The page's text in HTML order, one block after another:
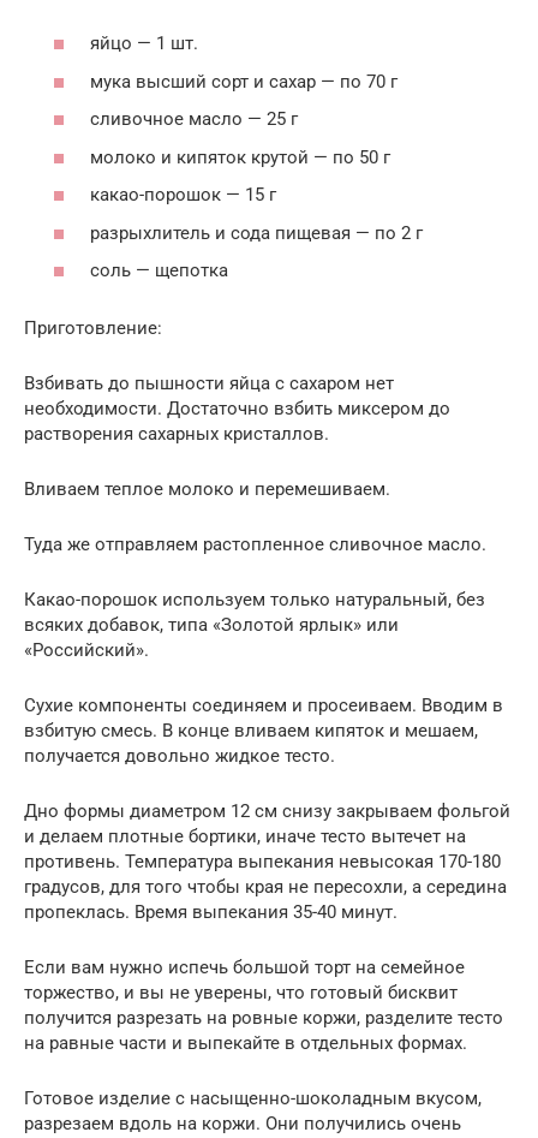
яйцо — 1 шт.
мука высший сорт и сахар — по 70 г
сливочное масло — 25 г
молоко и кипяток крутой — по 50 г
какао-порошок — 15 г
разрыхлитель и сода пищевая — по 2 г
соль — щепотка
Приготовление:
Взбивать до пышности яйца с сахаром нет
необходимости. Достаточно взбить миксером до
растворения сахарных кристаллов.
Вливаем теплое молоко и перемешиваем.
Туда же отправляем растопленное сливочное масло.
Какао-порошок используем только натуральный, без
всяких добавок, типа «Золотой ярлык» или
«Российский».
Сухие компоненты соединяем и просеиваем. Вводим в
взбитую смесь. В конце вливаем кипяток и мешаем,
получается довольно жидкое тесто.
Дно формы диаметром 12 см снизу закрываем фольгой
и делаем плотные бортики, иначе тесто вытечет на
противень. Температура выпекания невысокая 170-180
градусов, для того чтобы края не пересохли, а середина
пропеклась. Время выпекания 35-40 минут.
Если вам нужно испечь большой торт на семейное
торжество, и вы не уверены, что готовый бисквит
получится разрезать на ровные коржи, разделите тесто
на равные части и выпекайте в отдельных формах.
Готовое изделие с насыщенно-шоколадным вкусом,
разрезаем вдоль на коржи. Они получились очень